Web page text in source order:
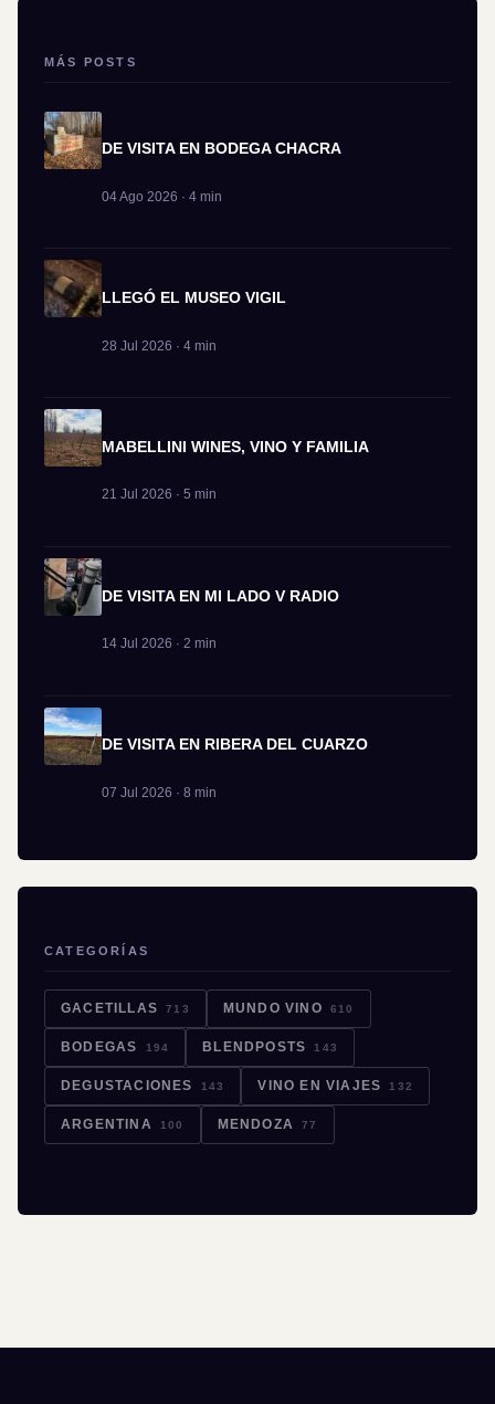
MÁS POSTS
DE VISITA EN BODEGA CHACRA
04 Ago 2026 · 4 min
LLEGÓ EL MUSEO VIGIL
28 Jul 2026 · 4 min
MABELLINI WINES, VINO Y FAMILIA
21 Jul 2026 · 5 min
DE VISITA EN MI LADO V RADIO
14 Jul 2026 · 2 min
DE VISITA EN RIBERA DEL CUARZO
07 Jul 2026 · 8 min
CATEGORÍAS
GACETILLAS 713 MUNDO VINO 610
BODEGAS 194 BLENDPOSTS 143
DEGUSTACIONES 143 VINO EN VIAJES 132
ARGENTINA 100 MENDOZA 77